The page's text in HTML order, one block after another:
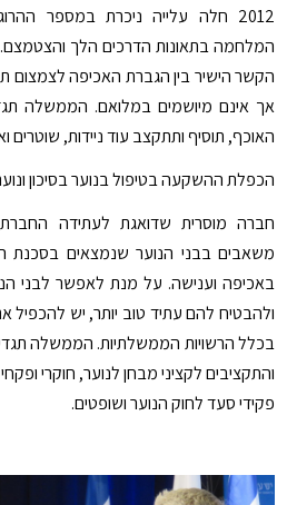
2012 חלה עלייה ניכרת במספר
המלחמה בתאונות הדרכים הלך והצטמצם.
הקשר הישיר בין הגברת האכיפה לצמצום
אך אינם מיושמים במלואם. הממשלה
האוכף, תוסיף ותתקצב עוד ניידות, שוטרים
הכפלת ההשקעה בטיפול בנוער בסיכון
חברה מוסרית שדואגת לעתידה
משאבים בבני הנוער שנמצאים בסכנת
באכיפה וענישה. על מנת לאפשר לבני
ולהבטיח להם עתיד טוב יותר, יש
בכלל הרשויות הממשלתיות. הממשלה
והתקציבים לקציני מבחן לנוער, חוקרי
פקידי סעד לחוק הנוער ושופטים.